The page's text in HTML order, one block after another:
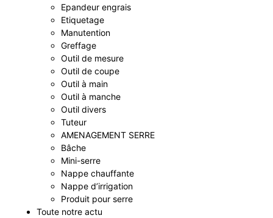
Epandeur engrais
Etiquetage
Manutention
Greffage
Outil de mesure
Outil de coupe
Outil à main
Outil à manche
Outil divers
Tuteur
AMENAGEMENT SERRE
Bâche
Mini-serre
Nappe chauffante
Nappe d’irrigation
Produit pour serre
Toute notre actu